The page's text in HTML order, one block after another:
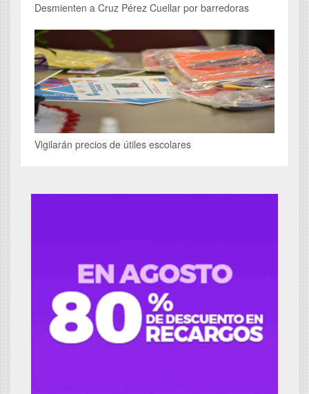
Desmienten a Cruz Pérez Cuellar por barredoras
Vigilarán precios de útiles escolares